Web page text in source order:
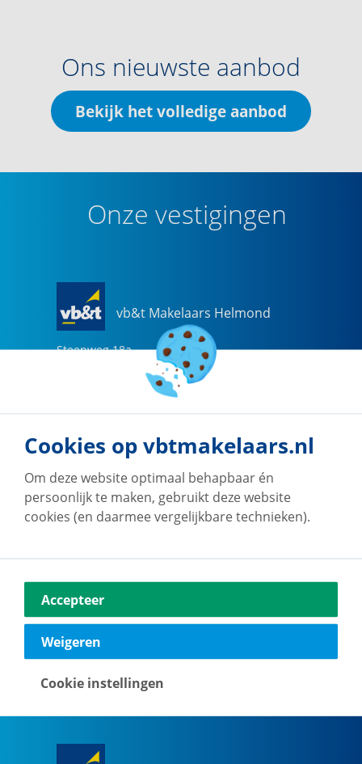
Ons nieuwste aanbod
Bekijk het volledige aanbod
Onze vestigingen
vb&t Makelaars Helmond
Steenweg 18a
helmond@vbtmakelaars.nl
Naar vestiging
Vestdijk 180
5611 CZ Eindhoven
040-2696949
Cookies op vbtmakelaars.nl
Om deze website optimaal behapbaar én
persoonlijk te maken, gebruikt deze website
cookies (en daarmee vergelijkbare technieken).
Accepteer
Weigeren
Cookie instellingen